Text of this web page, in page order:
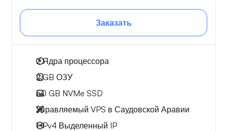
Заказать
2Ядра процессора
2 GB ОЗУ
50 GB NVMe SSD
Управляемый VPS в Саудовской Аравии
1 IPv4 Выделенный IP